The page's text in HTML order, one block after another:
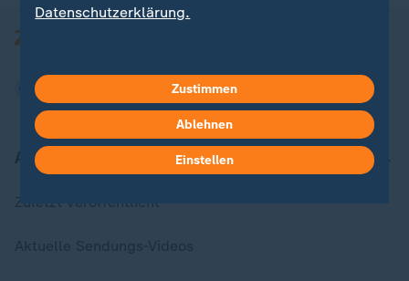
Aktuell bei ZDFheute
Zuletzt veröffentlicht
Datenschutzerklärung.
Zustimmen
Ablehnen
Einstellen